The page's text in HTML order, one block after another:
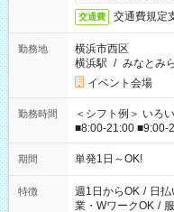
交通費 交通費規定
勤務地
横浜市西区
横浜駅 / みなとみ
イベント会場
勤務時間
＜シフト例＞ いろ
■8:00-21:00
期間 単発1日～OK!
特徴 週1日からOK / 日
業・WワークOK /